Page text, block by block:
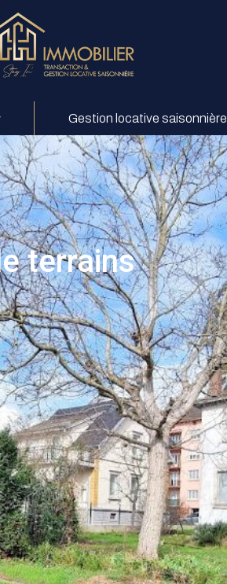
Gestion locative saisonnière
terrains